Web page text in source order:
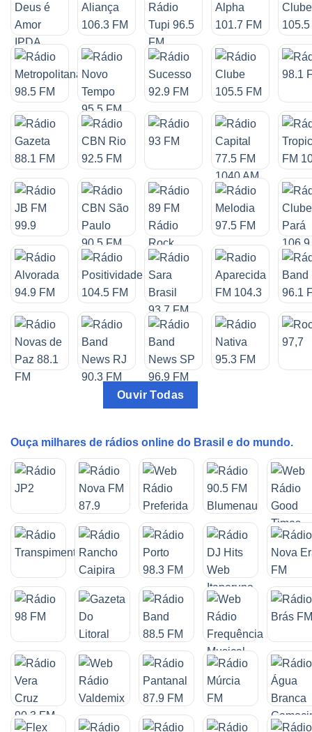
Ouvir Todas
Ouça milhares de rádios online do Brasil e do mundo.